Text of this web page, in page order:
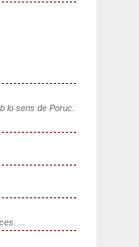
lo sens de Poruc.
...